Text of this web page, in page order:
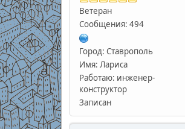
Ветеран
Сообщения: 494
Город: Ставрополь
Имя: Лариса
Работаю: инженер-
конструктор
Записан